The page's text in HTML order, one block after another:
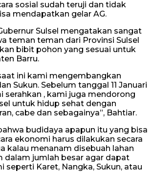
sosial sudah teruji dan tidak
mendapatkan gelar AG.
Sulsel mengatakan sangat
teman teman dari Provinsi Sulsel
bibit pohon yang sesuai untuk
Barru.
ini kami mengembangkan
Sukun. Sebelum tanggal 11 Januari
serahkan , kami juga mendorong
untuk hidup sehat dengan
cabe dan sebagainya”, Bahtiar.
budidaya apapun itu yang bisa
ekonomi harus dilakukan secara
kalau menanam disebuah lahan
dalam jumlah besar agar dapat
seperti Karet, Nangka, Sukun, atau